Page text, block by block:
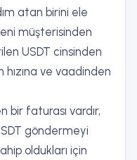
atan birini ele
müşterisinden
USDT cinsinden
hızına ve vaadinden
bir faturası vardır,
göndermeyi
oldukları için